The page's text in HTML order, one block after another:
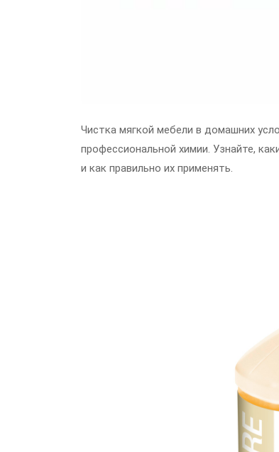
Чистка мягкой мебели в домашних
профессиональной химии. Узнайте,
и как правильно их применять.